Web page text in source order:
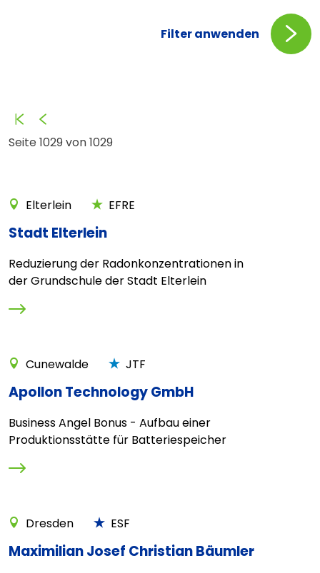
Filter anwenden
Seite 1029 von 1029
Anfang
Elterlein EFRE
Stadt Elterlein
Reduzierung der Radonkonzentrationen in
der Grundschule der Stadt Elterlein
Cunewalde JTF
Apollon Technology GmbH
Business Angel Bonus - Aufbau einer
Produktionsstätte für Batteriespeicher
Dresden ESF
Maximilian Josef Christian Bäumler